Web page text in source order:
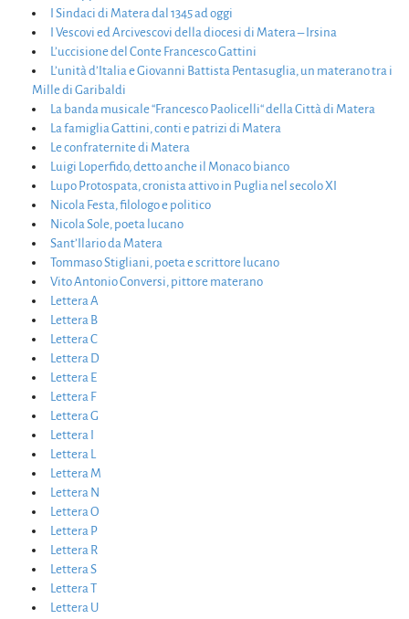
I Sindaci di Matera dal 1345 ad oggi
I Vescovi ed Arcivescovi della diocesi di Matera – Irsina
L’uccisione del Conte Francesco Gattini
L’unità d’Italia e Giovanni Battista Pentasuglia, un materano tra i
Mille di Garibaldi
La banda musicale “Francesco Paolicelli“ della Città di Matera
La famiglia Gattini, conti e patrizi di Matera
Le confraternite di Matera
Luigi Loperfido, detto anche il Monaco bianco
Lupo Protospata, cronista attivo in Puglia nel secolo XI
Nicola Festa, filologo e politico
Nicola Sole, poeta lucano
Sant’Ilario da Matera
Tommaso Stigliani, poeta e scrittore lucano
Vito Antonio Conversi, pittore materano
Lettera A
Lettera B
Lettera C
Lettera D
Lettera E
Lettera F
Lettera G
Lettera I
Lettera L
Lettera M
Lettera N
Lettera O
Lettera P
Lettera R
Lettera S
Lettera T
Lettera U